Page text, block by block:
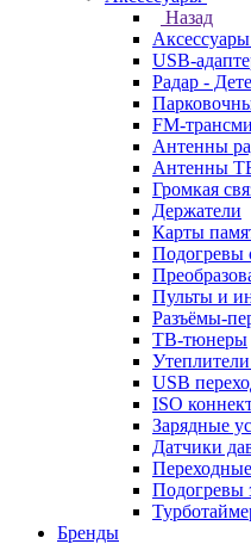
Назад
Аксессуары
USB-
Радар -
FM-
Антенны
Антенны
Громкая
Держатели
Карты
Подогревы
Пульты и
Разъёмы-
ТВ-тюнеры
USB
ISO
Зарядные
Датчики
Подогревы
Бренды